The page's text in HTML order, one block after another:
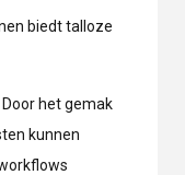
biedt talloze
Door het gemak
kunnen